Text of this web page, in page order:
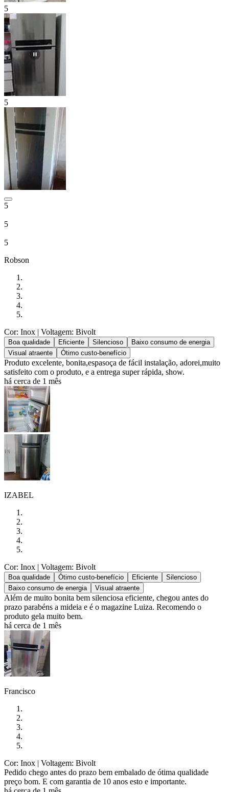
5
5
5
5
5
Robson
Cor: Inox | Voltagem: Bivolt
Boa qualidade Eficiente Silencioso
Baixo consumo de energia
Visual atraente
Ótimo custo-benefício
Produto excelente, bonita,espasoça de fácil instalação, adorei,muito
satisfeito com o produto, e a entrega super rápida, show.
há cerca de 1 mês
IZABEL
Cor: Inox | Voltagem: Bivolt
Boa qualidade Ótimo custo-benefício Eficiente
Silencioso
Baixo consumo de energia
Visual atraente
Além de muito bonita bem silenciosa eficiente, chegou antes do
prazo parabéns a mideia e é o magazine Luiza. Recomendo o
produto gela muito bem.
há cerca de 1 mês
Francisco
Cor: Inox | Voltagem: Bivolt
Pedido chego antes do prazo bem embalado de ótima qualidade
preço bom. E com garantia de 10 anos esto e importante.